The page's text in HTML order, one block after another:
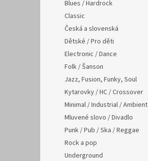
Blues / Hardrock
Classic
Česká a slovenská
Dětské / Pro děti
Electronic / Dance
Folk / Šanson
Jazz, Fusion, Funky, Soul
Kytarovky / HC / Crossover
Minimal / Industrial / Ambient
Mluvené slovo / Divadlo
Punk / Pub / Ska / Reggae
Rock a pop
Underground